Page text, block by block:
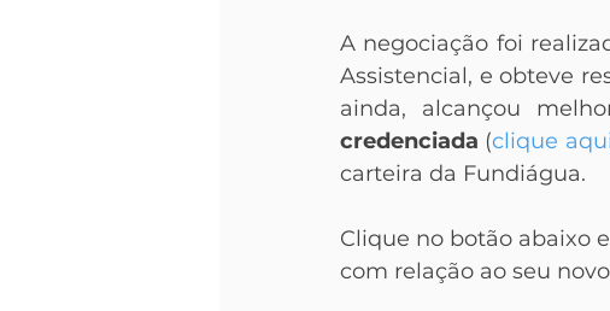
A negociação foi
Assistencial, e obteve
ainda, alcançou
credenciada (clique
carteira da Fundiágua.
Clique no botão abaixo
com relação ao seu